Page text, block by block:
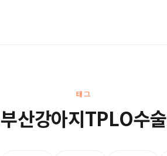
태그
부산강아지TPLO수술